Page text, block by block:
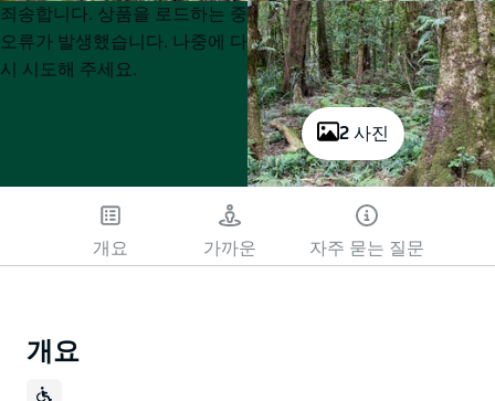
2 사진
Product
List
Product
List
죄송합니다. 상품을 로드하는 중
오류가 발생했습니다. 나중에 다
시 시도해 주세요.
개요 가까운 자주 묻는 질문
개요